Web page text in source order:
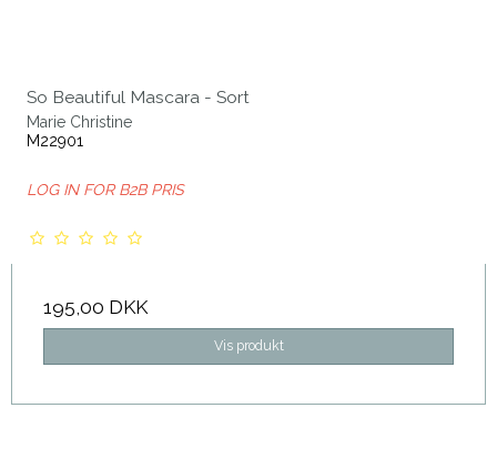
So Beautiful Mascara - Sort
Marie Christine
M22901
LOG IN FOR B2B PRIS
195,00 DKK
Vis produkt